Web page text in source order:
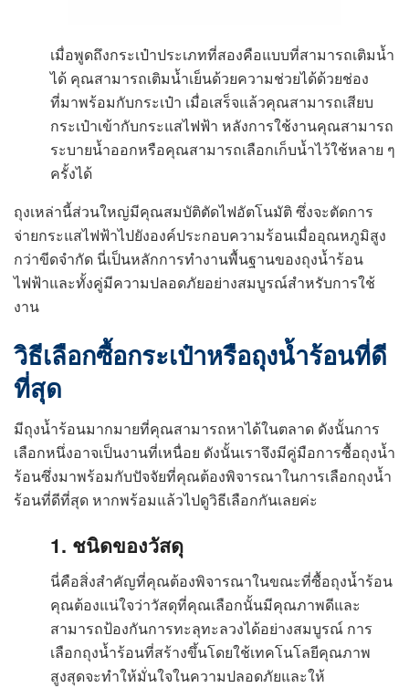
เมื่อพูดถึงกระเป๋าประเภทที่สองคือแบบที่สามารถเติมน้ำ
ได้ คุณสามารถเติมน้ำเย็นด้วยความช่วยได้ด้วยช่อง
ที่มาพร้อมกับกระเป๋า เมื่อเสร็จแล้วคุณสามารถเสียบ
กระเป๋าเข้ากับกระแสไฟฟ้า หลังการใช้งานคุณสามารถ
ระบายน้ำออกหรือคุณสามารถเลือกเก็บน้ำไว้ใช้หลาย ๆ
ครั้งได้
ถุงเหล่านี้ส่วนใหญ่มีคุณสมบัติตัดไฟอัตโนมัติ ซึ่งจะตัดการ
จ่ายกระแสไฟฟ้าไปยังองค์ประกอบความร้อนเมื่ออุณหภูมิสูง
กว่าขีดจำกัด นี่เป็นหลักการทำงานพื้นฐานของถุงน้ำร้อน
ไฟฟ้าและทั้งคู่มีความปลอดภัยอย่างสมบูรณ์สำหรับการใช้
งาน
วิธีเลือกซื้อกระเป๋าหรือถุงน้ำร้อนที่ดี
ที่สุด
มีถุงน้ำร้อนมากมายที่คุณสามารถหาได้ในตลาด ดังนั้นการ
เลือกหนึ่งอาจเป็นงานที่เหนื่อย ดังนั้นเราจึงมีคู่มือการซื้อถุงน้ำ
ร้อนซึ่งมาพร้อมกับปัจจัยที่คุณต้องพิจารณาในการเลือกถุงน้ำ
ร้อนที่ดีที่สุด หากพร้อมแล้วไปดูวิธีเลือกกันเลยค่ะ
1. ชนิดของวัสดุ
นี่คือสิ่งสำคัญที่คุณต้องพิจารณาในขณะที่ซื้อถุงน้ำร้อน
คุณต้องแน่ใจว่าวัสดุที่คุณเลือกนั้นมีคุณภาพดีและ
สามารถป้องกันการทะลุทะลวงได้อย่างสมบูรณ์ การ
เลือกถุงน้ำร้อนที่สร้างขึ้นโดยใช้เทคโนโลยีคุณภาพ
สูงสุดจะทำให้มั่นใจในความปลอดภัยและให้